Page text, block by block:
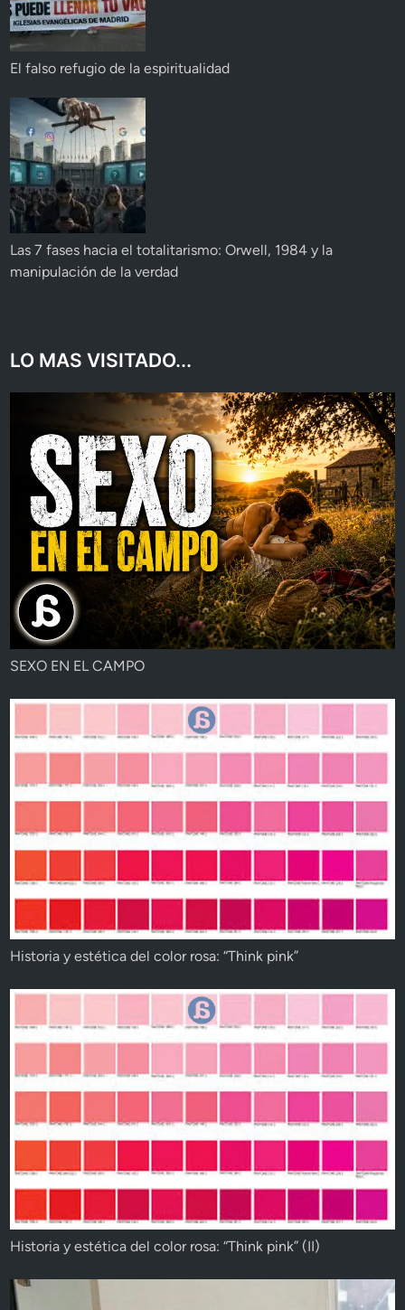
El falso refugio de la espiritualidad
Las 7 fases hacia el totalitarismo: Orwell, 1984 y la
manipulación de la verdad
LO MAS VISITADO...
SEXO EN EL CAMPO
Historia y estética del color rosa: “Think pink”
Historia y estética del color rosa: “Think pink” (II)